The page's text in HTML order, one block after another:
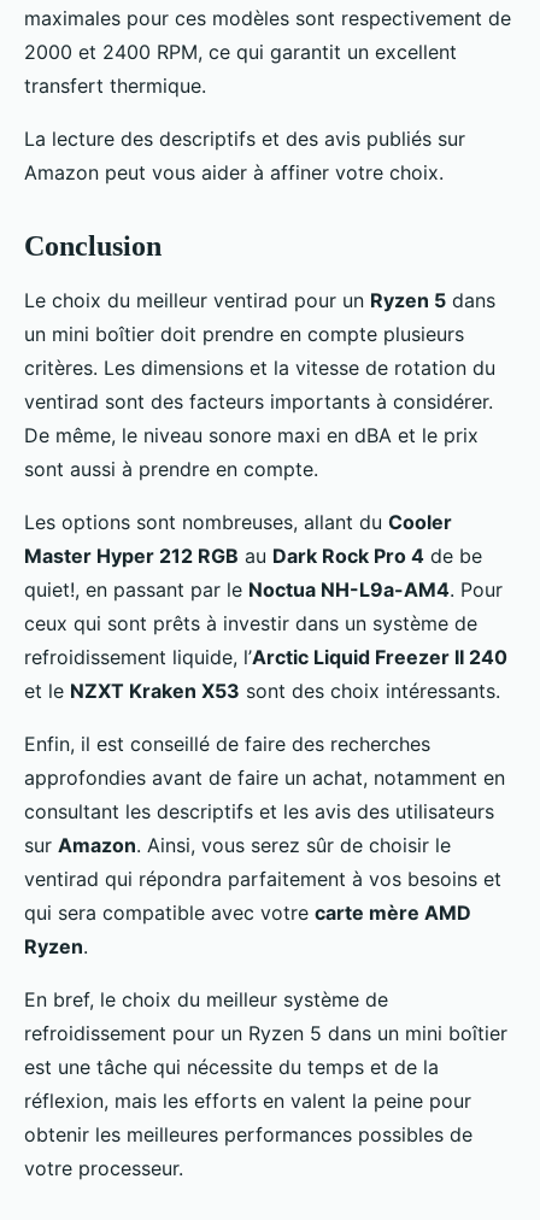
maximales pour ces modèles sont respectivement de
2000 et 2400 RPM, ce qui garantit un excellent
transfert thermique.
La lecture des descriptifs et des avis publiés sur
Amazon peut vous aider à affiner votre choix.
Conclusion
Le choix du meilleur ventirad pour un Ryzen 5 dans
un mini boîtier doit prendre en compte plusieurs
critères. Les dimensions et la vitesse de rotation du
ventirad sont des facteurs importants à considérer.
De même, le niveau sonore maxi en dBA et le prix
sont aussi à prendre en compte.
Les options sont nombreuses, allant du Cooler
Master Hyper 212 RGB au Dark Rock Pro 4 de be
quiet!, en passant par le Noctua NH-L9a-AM4. Pour
ceux qui sont prêts à investir dans un système de
refroidissement liquide, l’Arctic Liquid Freezer II 240
et le NZXT Kraken X53 sont des choix intéressants.
Enfin, il est conseillé de faire des recherches
approfondies avant de faire un achat, notamment en
consultant les descriptifs et les avis des utilisateurs
sur Amazon. Ainsi, vous serez sûr de choisir le
ventirad qui répondra parfaitement à vos besoins et
qui sera compatible avec votre carte mère AMD
Ryzen.
En bref, le choix du meilleur système de
refroidissement pour un Ryzen 5 dans un mini boîtier
est une tâche qui nécessite du temps et de la
réflexion, mais les efforts en valent la peine pour
obtenir les meilleures performances possibles de
votre processeur.